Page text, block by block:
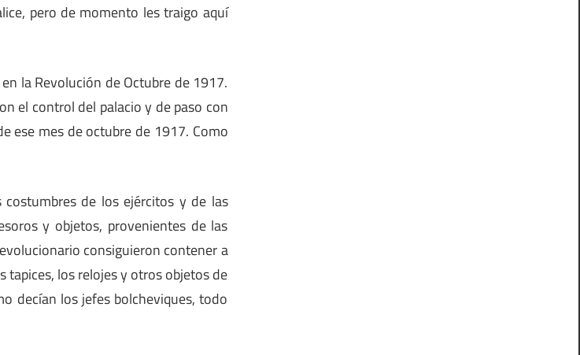
pero de momento les traigo aquí
la Revolución de Octubre de 1917.
el control del palacio y de paso con
ese mes de octubre de 1917. Como
de los ejércitos y de las
y objetos, provenientes de las
consiguieron contener a
tapices, los relojes y otros objetos de
decían los jefes bolcheviques, todo